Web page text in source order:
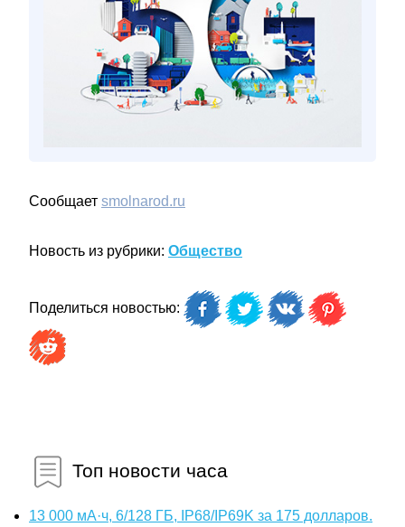
Сообщает smolnarod.ru
Новость из рубрики: Общество
Поделиться новостью:
Топ новости часа
13 000 мА·ч, 6/128 ГБ, IP68/IP69K за 175 долларов.